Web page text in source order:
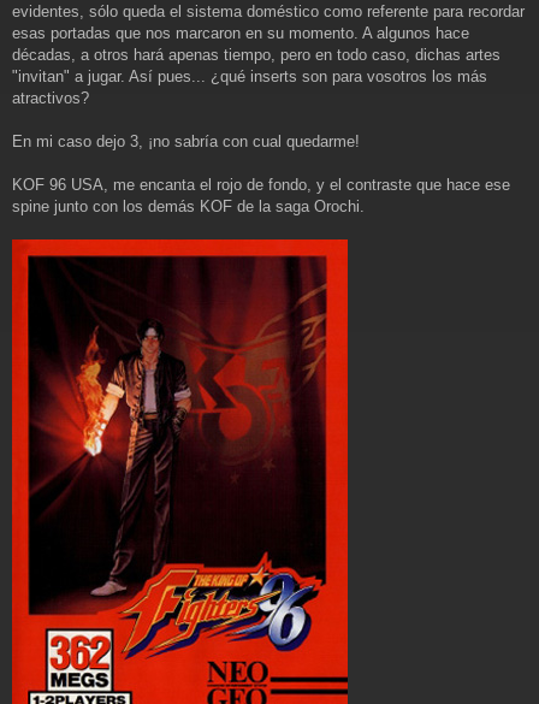
evidentes, sólo queda el sistema doméstico como referente para recordar
esas portadas que nos marcaron en su momento. A algunos hace
décadas, a otros hará apenas tiempo, pero en todo caso, dichas artes
"invitan" a jugar. Así pues... ¿qué inserts son para vosotros los más
atractivos?
En mi caso dejo 3, ¡no sabría con cual quedarme!
KOF 96 USA, me encanta el rojo de fondo, y el contraste que hace ese
spine junto con los demás KOF de la saga Orochi.